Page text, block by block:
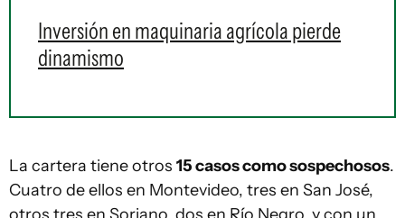
Inversión en maquinaria agrícola pierde
dinamismo
La cartera tiene otros 15 casos como sospechosos.
Cuatro de ellos en Montevideo, tres en San José,